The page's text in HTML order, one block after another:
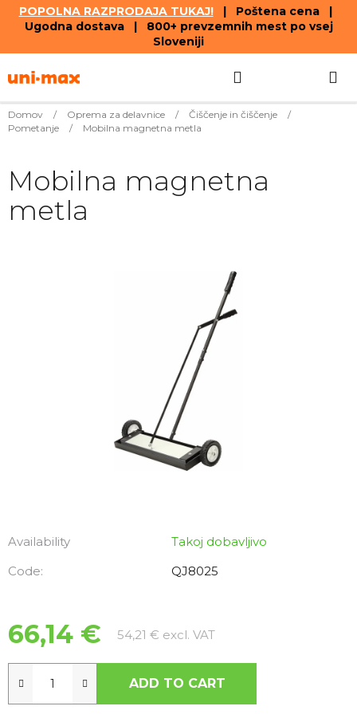
POPOLNA RAZPRODAJA TUKAJ!| Poštena cena |
Ugodna dostava | 800+ prevzemnih mest po vsej
Sloveniji
to
Domov / Oprema za delavnice / Čiščenje in čiščenje
/
Pometanje
/ Mobilna magnetna metla
Availability
Takoj dobavljivo
Code:
QJ8025
66,14 € 54,21 € excl. VATMeasure price:
ADD TO CART
Mobilna magnetna
metla